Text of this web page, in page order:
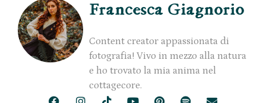
Francesca Giagnorio
Content creator appassionata di
fotografia! Vivo in mezzo alla natura
e ho trovato la mia anima nel
cottagecore.